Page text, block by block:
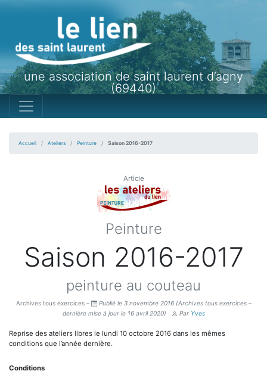
une association de saint laurent d’agny
(69440)
Accueil Ateliers Peinture Saison 2016-2017
Article
Peinture
Saison 2016-2017
peinture au couteau
Archives tous exercices – Publié le 3 novembre 2016 (Archives tous exercices –
dernière mise à jour le 16 avril 2020)
Par Yves
Reprise des ateliers libres le lundi 10 octobre 2016 dans les mêmes
conditions que l’année dernière.
Conditions